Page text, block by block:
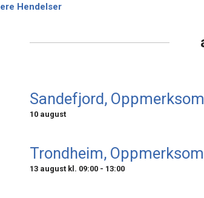
Hendelser
Sandefjord,
10 august
Trondheim,
13 august kl. 09:00 - 13:00